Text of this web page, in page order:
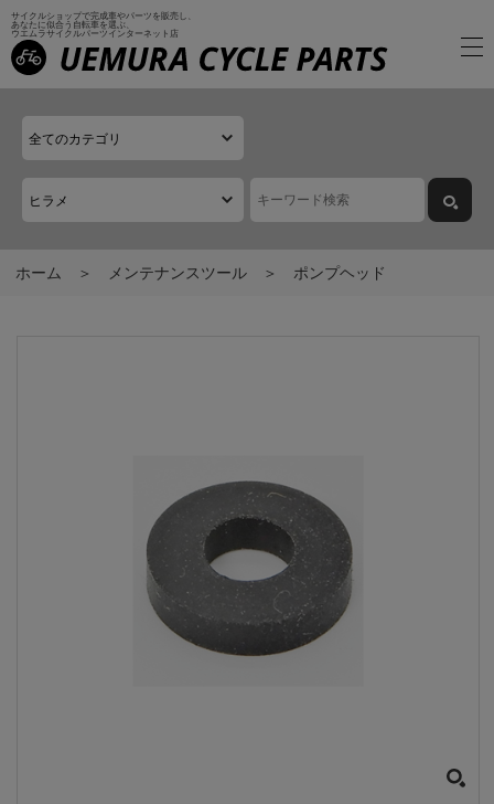
サイクルショップで完成車やパーツを販売し、
あなたに似合う自転車を選ぶ、
ウエムラサイクルパーツインターネット店
ホーム メンテナンスツール ポンプヘッド